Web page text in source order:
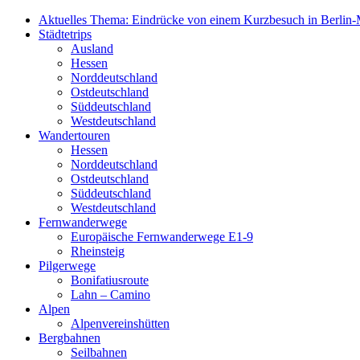
Aktuelles Thema: Eindrücke von einem Kurzbesuch in
Städtetrips
Ausland
Hessen
Norddeutschland
Ostdeutschland
Süddeutschland
Westdeutschland
Wandertouren
Hessen
Norddeutschland
Ostdeutschland
Süddeutschland
Westdeutschland
Fernwanderwege
Europäische Fernwanderwege E1-9
Rheinsteig
Pilgerwege
Bonifatiusroute
Lahn – Camino
Alpen
Alpenvereinshütten
Bergbahnen
Seilbahnen